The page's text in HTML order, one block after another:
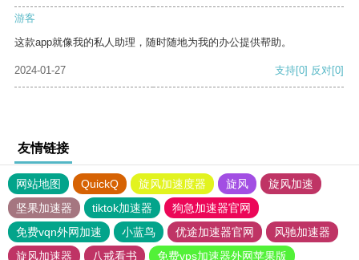
游客
这款app就像我的私人助理，随时随地为我的办公提供帮助。
2024-01-27 支持[0] 反对[0]
友情链接
网站地图 QuickQ 旋风加速度器 旋风
旋风加速
坚果加速器
tiktok加速器
狗急加速器官网
免费vqn外网加速
小蓝鸟 优途加速器官网
风驰加速器
旋风加速器
八戒看书
免费vps加速器外网苹果版